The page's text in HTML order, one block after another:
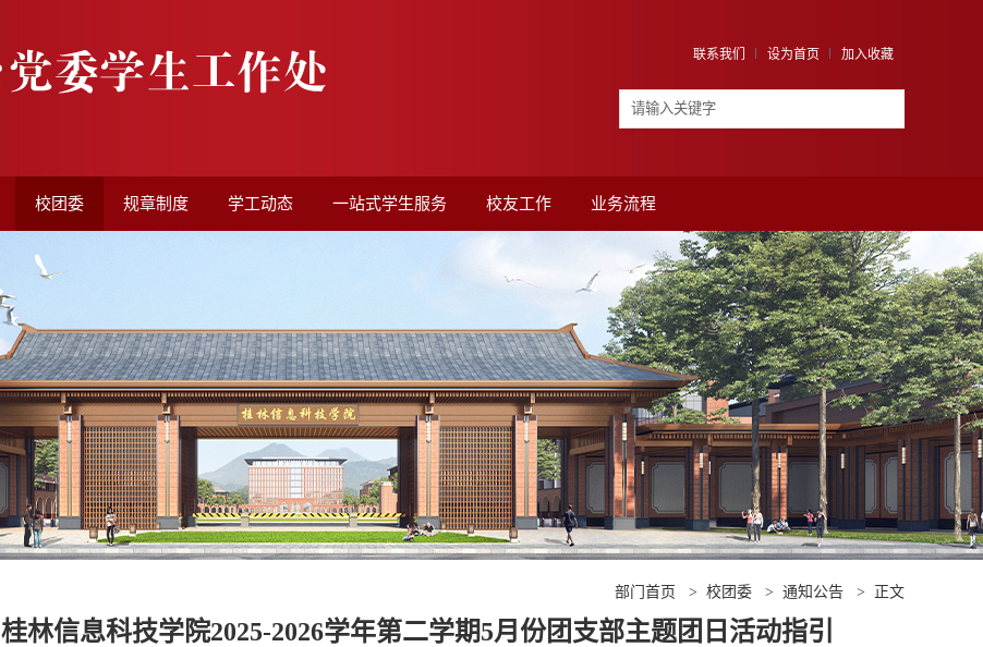
联系我们 设为首页 加入收藏
校团委 规章制度 学工动态 一站式学生服务 校友工作 业务流程
部门首页 > 校团委 > 通知公告 > 正文
桂林信息科技学院2025-2026学年第二学期5月份团支部主题团日活动指引